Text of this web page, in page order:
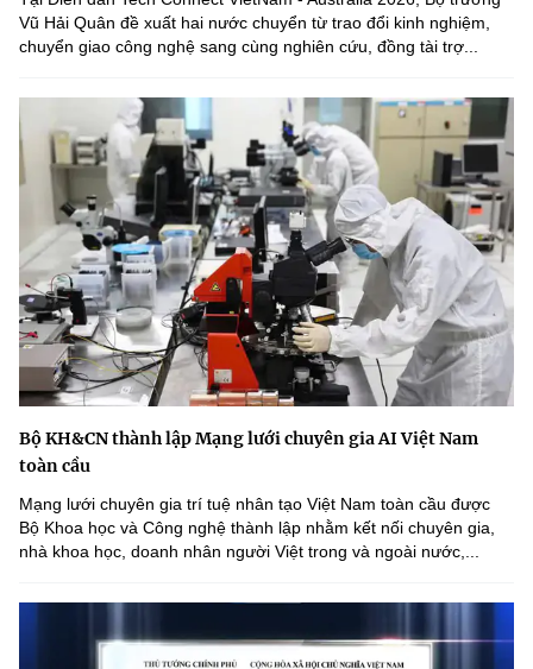
Vũ Hải Quân đề xuất hai nước chuyển từ trao đổi kinh nghiệm,
chuyển giao công nghệ sang cùng nghiên cứu, đồng tài trợ...
Bộ KH&CN thành lập Mạng lưới chuyên gia AI Việt Nam
toàn cầu
Mạng lưới chuyên gia trí tuệ nhân tạo Việt Nam toàn cầu được
Bộ Khoa học và Công nghệ thành lập nhằm kết nối chuyên gia,
nhà khoa học, doanh nhân người Việt trong và ngoài nước,...